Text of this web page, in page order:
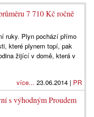
7 710 Kč ročně
ruky. Plyn pochází přímo
které plynem topí, pak
žijící v domě, která v
více... 23.06.2014 | PR
s výhodným Proudem